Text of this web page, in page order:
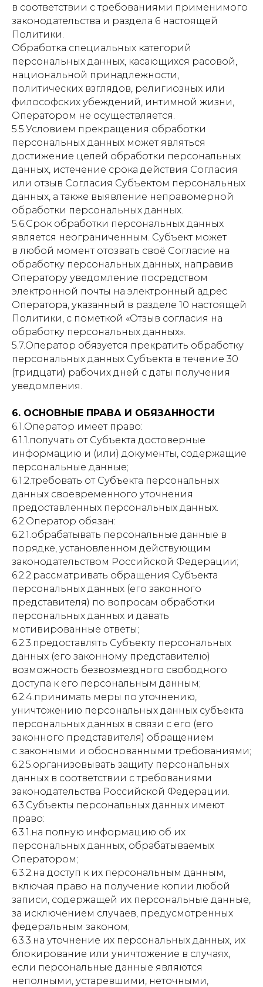
в соответствии с требованиями применимого
законодательства и раздела 6 настоящей
Политики.
Обработка специальных категорий
персональных данных, касающихся расовой,
национальной принадлежности,
политических взглядов, религиозных или
философских убеждений, интимной жизни,
Оператором не осуществляется.
5.5.Условием прекращения обработки
персональных данных может являться
достижение целей обработки персональных
данных, истечение срока действия Согласия
или отзыв Согласия Субъектом персональных
данных, а также выявление неправомерной
обработки персональных данных.
5.6.Срок обработки персональных данных
является неограниченным. Субъект может
в любой момент отозвать своё Согласие на
обработку персональных данных, направив
Оператору уведомление посредством
электронной почты на электронный адрес
Оператора, указанный в разделе 10 настоящей
Политики, с пометкой «Отзыв согласия на
обработку персональных данных».
5.7.Оператор обязуется прекратить обработку
персональных данных Субъекта в течение 30
(тридцати) рабочих дней с даты получения
уведомления.
6. ОСНОВНЫЕ ПРАВА И ОБЯЗАННОСТИ
6.1.Оператор имеет право:
6.1.1.получать от Субъекта достоверные
информацию и (или) документы, содержащие
персональные данные;
6.1.2.требовать от Субъекта персональных
данных своевременного уточнения
предоставленных персональных данных.
6.2.Оператор обязан:
6.2.1.обрабатывать персональные данные в
порядке, установленном действующим
законодательством Российской Федерации;
6.2.2.рассматривать обращения Субъекта
персональных данных (его законного
представителя) по вопросам обработки
персональных данных и давать
мотивированные ответы;
6.2.3.предоставлять Субъекту персональных
данных (его законному представителю)
возможность безвозмездного свободного
доступа к его персональным данным;
6.2.4.принимать меры по уточнению,
уничтожению персональных данных субъекта
персональных данных в связи с его (его
законного представителя) обращением
с законными и обоснованными требованиями;
6.2.5.организовывать защиту персональных
данных в соответствии с требованиями
законодательства Российской Федерации.
6.3.Субъекты персональных данных имеют
право:
6.3.1.на полную информацию об их
персональных данных, обрабатываемых
Оператором;
6.3.2.на доступ к их персональным данным,
включая право на получение копии любой
записи, содержащей их персональные данные,
за исключением случаев, предусмотренных
федеральным законом;
6.3.3.на уточнение их персональных данных, их
блокирование или уничтожение в случаях,
если персональные данные являются
неполными, устаревшими, неточными,